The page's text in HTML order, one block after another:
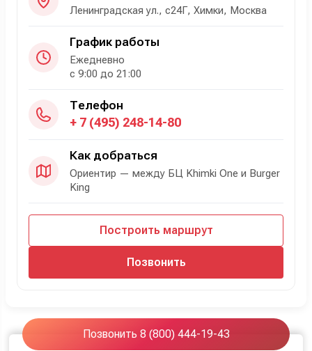
Ленинградская ул., с24Г, Химки, Москва
График работы
Ежедневно
с 9:00 до 21:00
Телефон
+ 7 (495) 248-14-80
Как добраться
Ориентир — между БЦ Khimki One и Burger
King
Построить маршрут
Позвонить
Позвонить 8 (800) 444-19-43